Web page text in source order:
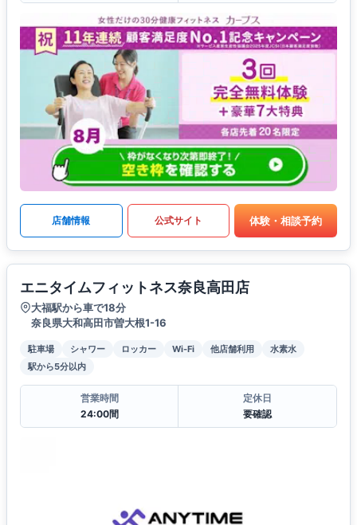
店舗情報 公式サイト 体験・相談予約
エニタイムフィットネス奈良高田店
大福駅から車で18分
奈良県大和高田市曽大根1-16
駐車場 シャワー ロッカー Wi-Fi 他店舗利用
水素水
駅から5分以内
営業時間
24:00間
定休日
要確認